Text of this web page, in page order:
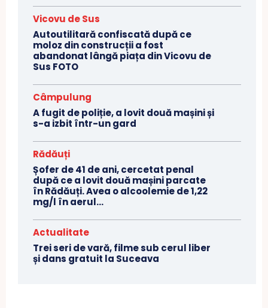
Vicovu de Sus
Autoutilitară confiscată după ce
moloz din construcții a fost
abandonat lângă piața din Vicovu de
Sus FOTO
Câmpulung
A fugit de poliție, a lovit două mașini și
s-a izbit într-un gard
Rădăuți
Șofer de 41 de ani, cercetat penal
după ce a lovit două mașini parcate
în Rădăuți. Avea o alcoolemie de 1,22
mg/l în aerul...
Actualitate
Trei seri de vară, filme sub cerul liber
și dans gratuit la Suceava